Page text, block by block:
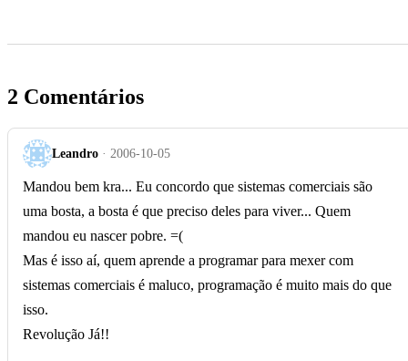
2 Comentários
Leandro · 2006-10-05
Mandou bem kra... Eu concordo que sistemas comerciais são
uma bosta, a bosta é que preciso deles para viver... Quem
mandou eu nascer pobre. =(
Mas é isso aí, quem aprende a programar para mexer com
sistemas comerciais é maluco, programação é muito mais do que
isso.
Revolução Já!!